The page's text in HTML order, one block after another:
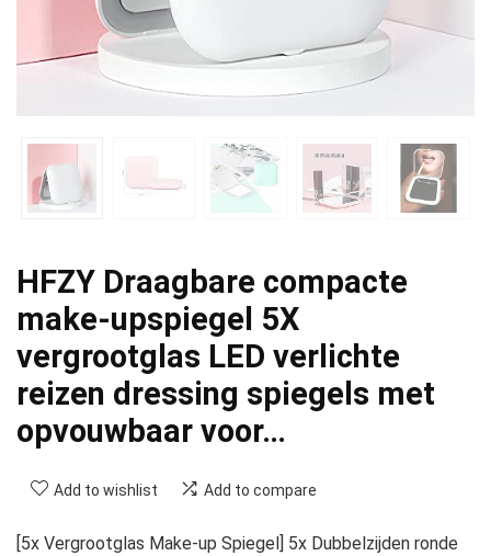
HFZY Draagbare compacte
make-upspiegel 5X
vergrootglas LED verlichte
reizen dressing spiegels met
opvouwbaar voor…
Add to wishlist Add to compare
[5x Vergrootglas Make-up Spiegel] 5x Dubbelzijden ronde